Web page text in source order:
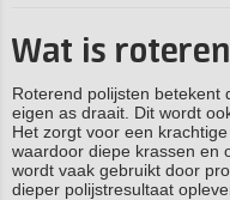
Wat is
Roterend polijsten betekent
eigen as draait. Dit wordt
Het zorgt voor een
waardoor diepe krassen en
wordt vaak gebruikt door
dieper polijstresultaat